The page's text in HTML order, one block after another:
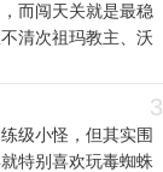
而闯天关就是最稳
清次祖玛教主、沃
3
级小怪，但其实围
特别喜欢玩毒蜘蛛